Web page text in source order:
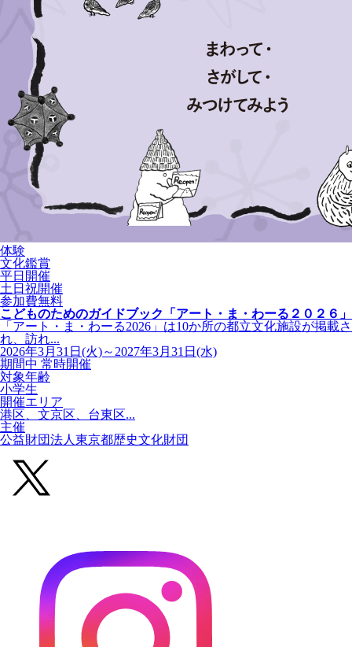
体験
文化鑑賞
平日開催
土日祝開催
参加費無料
こどものためのガイドブック「アート・ま・わーる２０２６」
「アート・ま・わーる2026」は10か所の都立文化施設が掲載さ
れ、訪れ...
2026年3月31日(火)～2027年3月31日(水)
期間中 常時開催
対象年齢
小学生
開催エリア
港区、文京区、台東区...
主催
公益財団法人東京都歴史文化財団